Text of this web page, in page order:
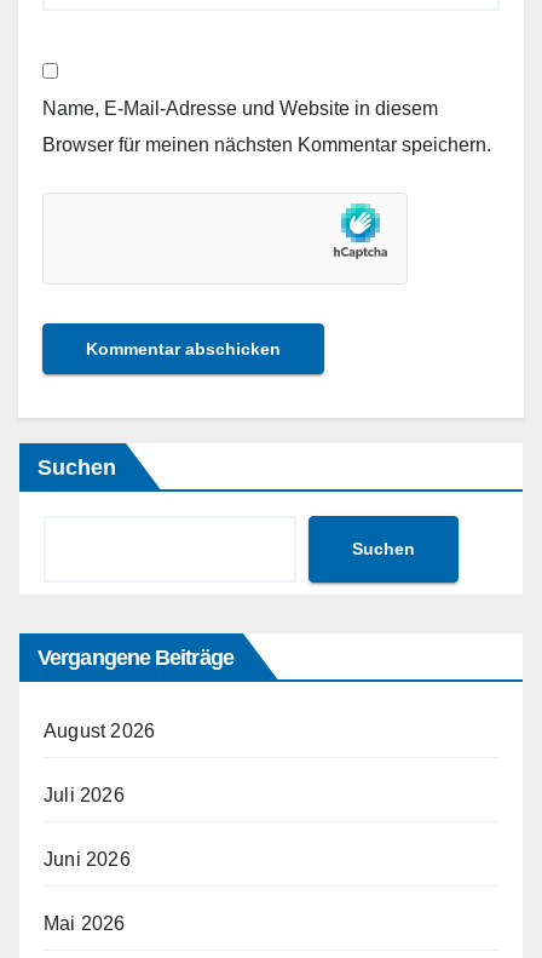
Name, E-Mail-Adresse und Website in diesem
Browser für meinen nächsten Kommentar speichern.
Suchen
Suchen
Vergangene Beiträge
August 2026
Juli 2026
Juni 2026
Mai 2026